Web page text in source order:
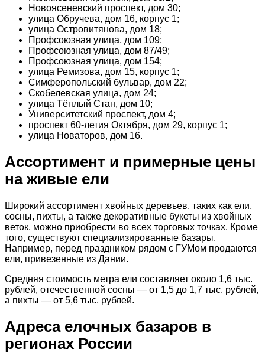
Новоясеневский проспект, дом 30;
улица Обручева, дом 16, корпус 1;
улица Островитянова, дом 18;
Профсоюзная улица, дом 109;
Профсоюзная улица, дом 87/49;
Профсоюзная улица, дом 154;
улица Ремизова, дом 15, корпус 1;
Симферопольский бульвар, дом 22;
Скобелевская улица, дом 24;
улица Тёплый Стан, дом 10;
Университетский проспект, дом 4;
проспект 60-летия Октября, дом 29, корпус 1;
улица Новаторов, дом 16.
Ассортимент и примерные цены
на живые ели
Широкий ассортимент хвойных деревьев, таких как ели,
сосны, пихты, а также декоративные букеты из хвойных
веток, можно приобрести во всех торговых точках. Кроме
того, существуют специализированные базары.
Например, перед праздником рядом с ГУМом продаются
ели, привезенные из Дании.
Средняя стоимость метра ели составляет около 1,6 тыс.
рублей, отечественной сосны — от 1,5 до 1,7 тыс. рублей,
а пихты — от 5,6 тыс. рублей.
Адреса елочных базаров в
регионах России